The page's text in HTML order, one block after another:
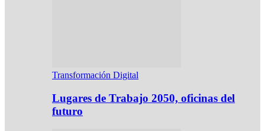
Transformación Digital
Lugares de Trabajo 2050, oficinas del
futuro